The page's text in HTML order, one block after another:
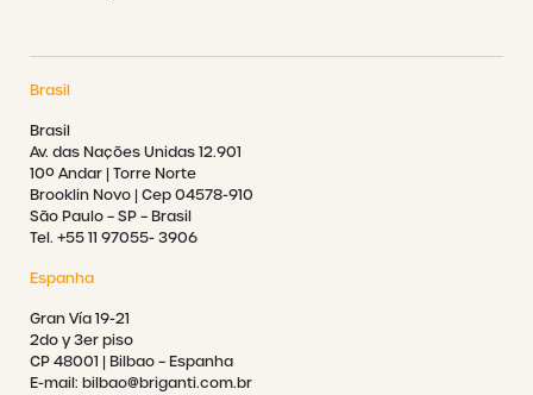
Brasil
Brasil
Av. das Nações Unidas 12.901
10º Andar | Torre Norte
Brooklin Novo | Cep 04578-910
São Paulo – SP – Brasil
Tel. +55 11 97055- 3906
Espanha
Gran Vía 19-21
2do y 3er piso
CP 48001 | Bilbao – Espanha
E-mail: bilbao@briganti.com.br